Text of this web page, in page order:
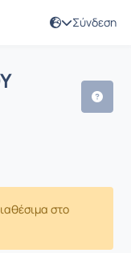
Σύνδεση
στο